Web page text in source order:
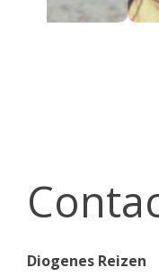
Diogenes Reizen